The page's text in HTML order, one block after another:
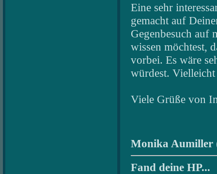
Eine sehr
gemacht auf
Gegenbesuch auf
wissen möchtest,
vorbei. Es wäre
würdest.
Viele Grüße von
Monika Aumiller
Fand deine HP...